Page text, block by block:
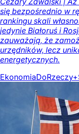
się bezpośrednio w
rankingu skali
jedynie Białoruś i
zauważają, że
urzędników, lecz
energetycznych.
EkonomiaDoRzeczy+